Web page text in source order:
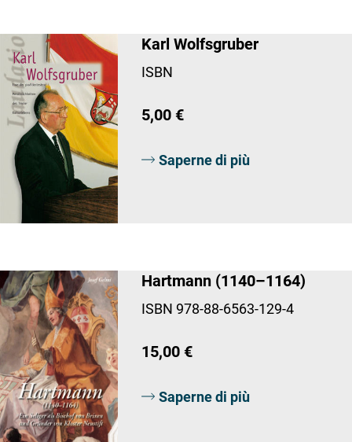
Karl Wolfsgruber
ISBN
5,00 €
Saperne di più
Hartmann (1140–1164)
ISBN 978-88-6563-129-4
15,00 €
Saperne di più